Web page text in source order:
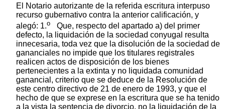
El Notario autorizante de la referida escritura interpuso
recurso gubernativo contra la anterior calificación, y
alegó: 1.o Que, respecto del apartado a) del primer
defecto, la liquidación de la sociedad conyugal resulta
innecesaria, toda vez que la disolución de la sociedad de
gananciales no impide que los titulares registrales
realicen actos de disposición de los bienes
pertenecientes a la extinta y no liquidada comunidad
ganancial, criterio que se deduce de la Resolución de
este centro directivo de 21 de enero de 1993, y que el
hecho de que se exprese en la escritura que se ha tenido
a la vista la sentencia de divorcio, no la liquidación de la